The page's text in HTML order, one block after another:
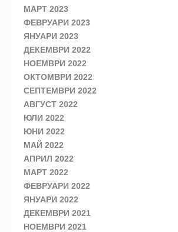
МАРТ 2023
ФЕВРУАРИ 2023
ЯНУАРИ 2023
ДЕКЕМВРИ 2022
НОЕМВРИ 2022
ОКТОМВРИ 2022
СЕПТЕМВРИ 2022
АВГУСТ 2022
ЮЛИ 2022
ЮНИ 2022
МАЙ 2022
АПРИЛ 2022
МАРТ 2022
ФЕВРУАРИ 2022
ЯНУАРИ 2022
ДЕКЕМВРИ 2021
НОЕМВРИ 2021